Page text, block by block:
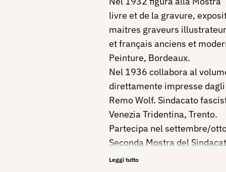
livre et de la gravure,
maitres graveurs
et français anciens et
Peinture, Bordeaux.
Nel 1936 collabora al
direttamente impresse
Remo Wolf. Sindacato
Venezia Tridentina, Trento.
Partecipa nel settembre/
Seconda Mostra del
Belle Arti a Napoli, Palazzina
Leggi tutto